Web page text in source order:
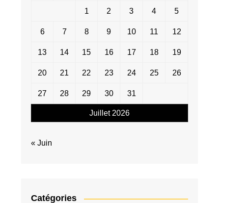
Juillet 2026
1 2 3 4 5
6 7 8 9 10 11 12
13 14 15 16 17 18 19
20 21 22 23 24 25 26
27 28 29 30 31
« Juin
Catégories